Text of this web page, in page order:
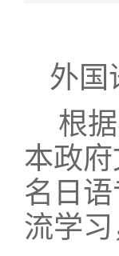
外国
根
本政
名日
流学